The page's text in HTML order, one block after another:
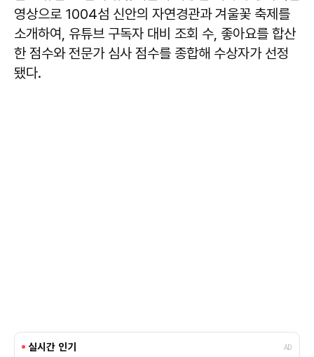
영상으로 1004섬 신안의 자연경관과 겨울꽃 축제를
소개하여, 유튜브 구독자 대비 조회 수, 좋아요를 합산
한 점수와 전문가 심사 점수를 종합해 수상자가 선정
됐다.